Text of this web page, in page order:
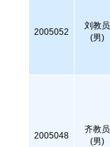
2005052
刘教员
(男)
2005048
齐教员
(男)